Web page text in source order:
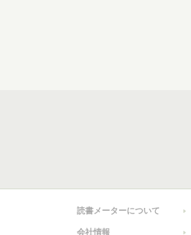
読書メーターについて
会社情報